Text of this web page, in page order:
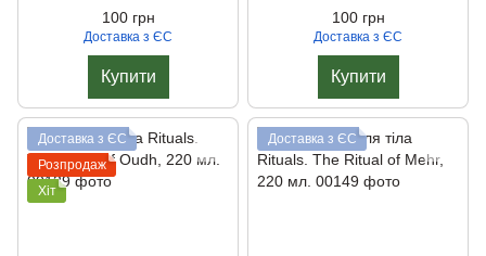
100 грн
Доставка з ЄС
Купити
100 грн
Доставка з ЄС
Купити
Доставка з ЄС
Розпродаж
Хіт
Доставка з ЄС